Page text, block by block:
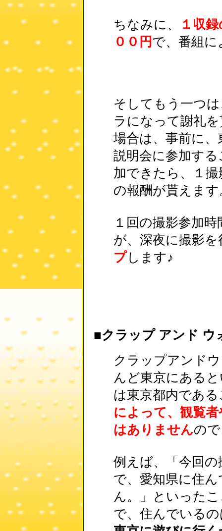
ちなみに、
１収
００円 で、番組
そしてもう一つ
ラになって謝礼
場合は、事前に
説明会に参加す
加できたら、１
の報酬が貰えます
１回の撮影参加
が、深夜に撮影
プします♪
■クラップ アンド ウ
クラップアンド
んど東京にある
は東京都内であ
によって、観覧
はありませんの
例えば、「今回
で、愛知県に住
ん。」といった
で、住んでいる